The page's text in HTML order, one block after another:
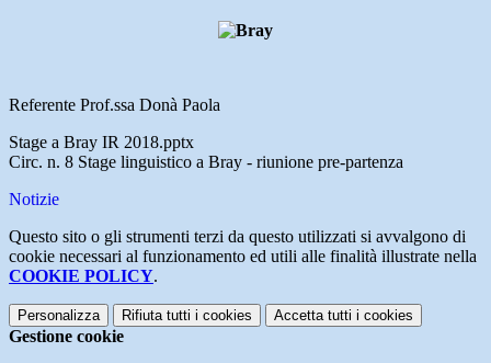
Referente Prof.ssa Donà Paola
Stage a Bray IR 2018.pptx
Circ. n. 8 Stage linguistico a Bray - riunione pre-partenza
Notizie
Questo sito o gli strumenti terzi da questo utilizzati si avvalgono di
cookie necessari al funzionamento ed utili alle finalità illustrate nella
COOKIE POLICY.
Personalizza Rifiuta tutti i cookies Accetta tutti i cookies
Gestione cookie